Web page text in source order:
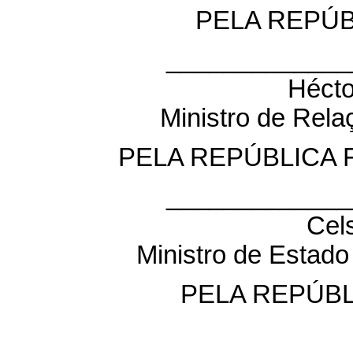
PELA
Ministro de
PELA REPÚBLICA
Ministro de
PELA